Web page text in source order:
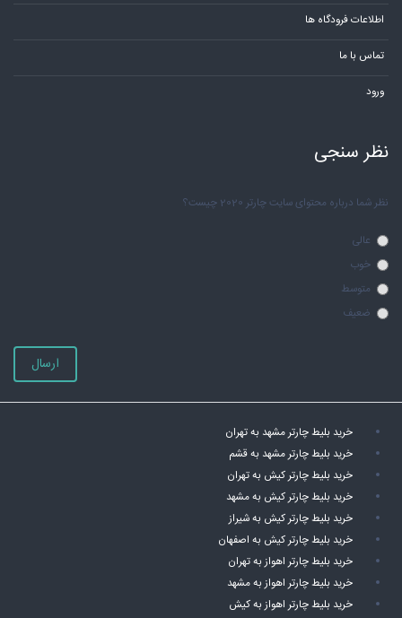
اطلاعات فرودگاه ها
تماس با ما
ورود
نظر سنجی
نظر شما درباره محتوای سایت چارتر 2020 چیست؟
عالی
خوب
متوسط
ضعیف
ارسال
خرید بلیط چارتر مشهد به تهران
خرید بلیط چارتر مشهد به قشم
خرید بلیط چارتر کیش به تهران
خرید بلیط چارتر کیش به مشهد
خرید بلیط چارتر کیش به شیراز
خرید بلیط چارتر کیش به اصفهان
خرید بلیط چارتر اهواز به تهران
خرید بلیط چارتر اهواز به مشهد
خرید بلیط چارتر اهواز به کیش